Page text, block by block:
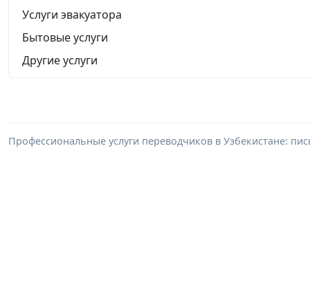
Услуги эвакуатора
Бытовые услуги
Другие услуги
Профессиональные услуги переводчиков в Узбекистане: